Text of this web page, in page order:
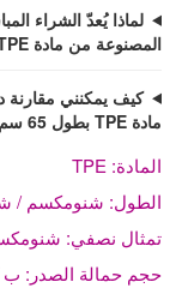
لماذا يُعدّ الشراء
المصنوعة من مادة TPE للبالغين من شركة Irontech-doll؟
مادة TPE بطول 65 سم ومقاس صدر B؟
المادة: TPE
الطول: شنومكسم /
تمثال نصفي:
حجم حمالة الصدر: ب